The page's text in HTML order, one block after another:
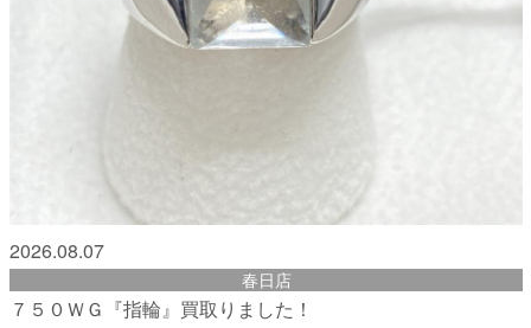
2026.08.07
春日店
７５０ＷＧ『指輪』買取りました！